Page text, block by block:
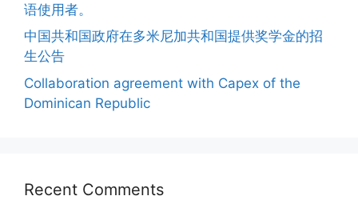
语使用者。
中国共和国政府在多米尼加共和国提供奖学金的招
生公告
Collaboration agreement with Capex of the
Dominican Republic
Recent Comments